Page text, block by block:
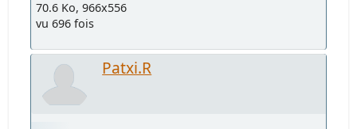
70.6 Ko, 966x556
vu 696 fois
Patxi.R